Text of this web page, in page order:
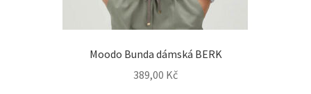
Moodo Bunda dámská BERK
389,00 Kč